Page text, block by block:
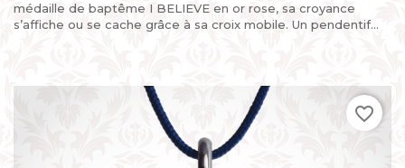
médaille de baptême I BELIEVE en or rose, sa croyance
s’affiche ou se cache grâce à sa croix mobile. Un pendentif...
favorite_border